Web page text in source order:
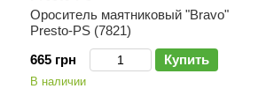
Ороситель маятниковый "Bravo"
Presto-PS (7821)
665 грн
Купить
В наличии